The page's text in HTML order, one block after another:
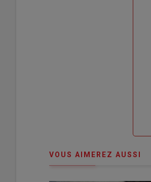
VOUS AIMEREZ AUSSI